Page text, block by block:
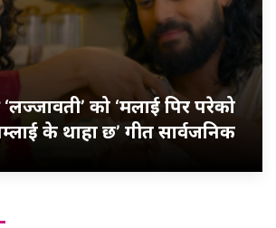
को ‘मलाई पिर परेको
के थाहा छ’ गीत सार्वजनिक